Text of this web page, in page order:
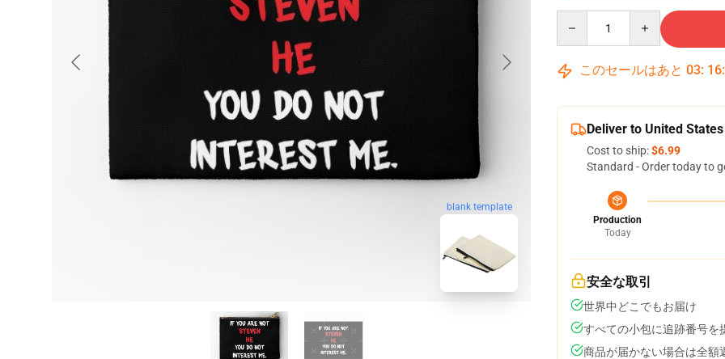
blank template
このセールはあと 03: 16:
Deliver to United States
Cost to ship:$6.99
Standard - Order today to
Production
Today
安全な取引
世界中どこでもお届け
すべての小包に追跡番号を
商品が届かない場合は全額